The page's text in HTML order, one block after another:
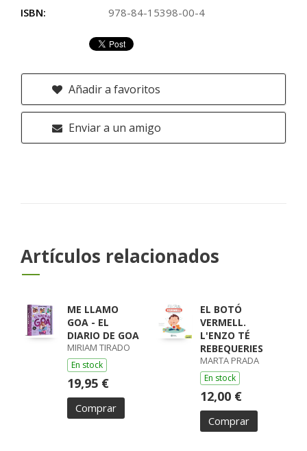
ISBN:
978-84-15398-00-4
Añadir a favoritos
Enviar a un amigo
Artículos relacionados
ME LLAMO
GOA - EL
DIARIO DE GOA
MIRIAM TIRADO
En stock
19,95 €
Comprar
EL BOTÓ
VERMELL.
L'ENZO TÉ
REBEQUERIES
MARTA PRADA
En stock
12,00 €
Comprar